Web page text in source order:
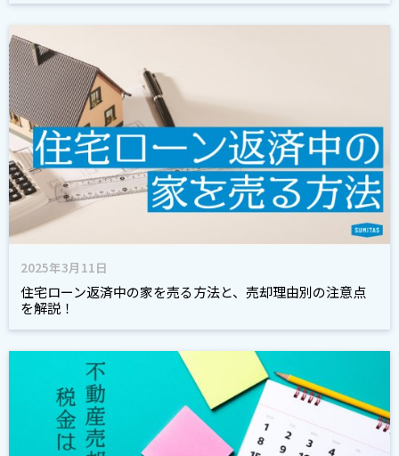
2025年3月11日
住宅ローン返済中の家を売る方法と、売却理由別の注意点
を解説！